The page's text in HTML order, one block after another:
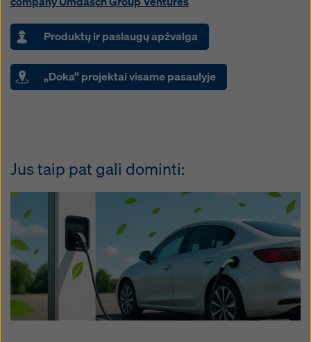
Produktų ir paslaugų apžvalga
„Doka“ projektai visame pasaulyje
Jus taip pat gali dominti: